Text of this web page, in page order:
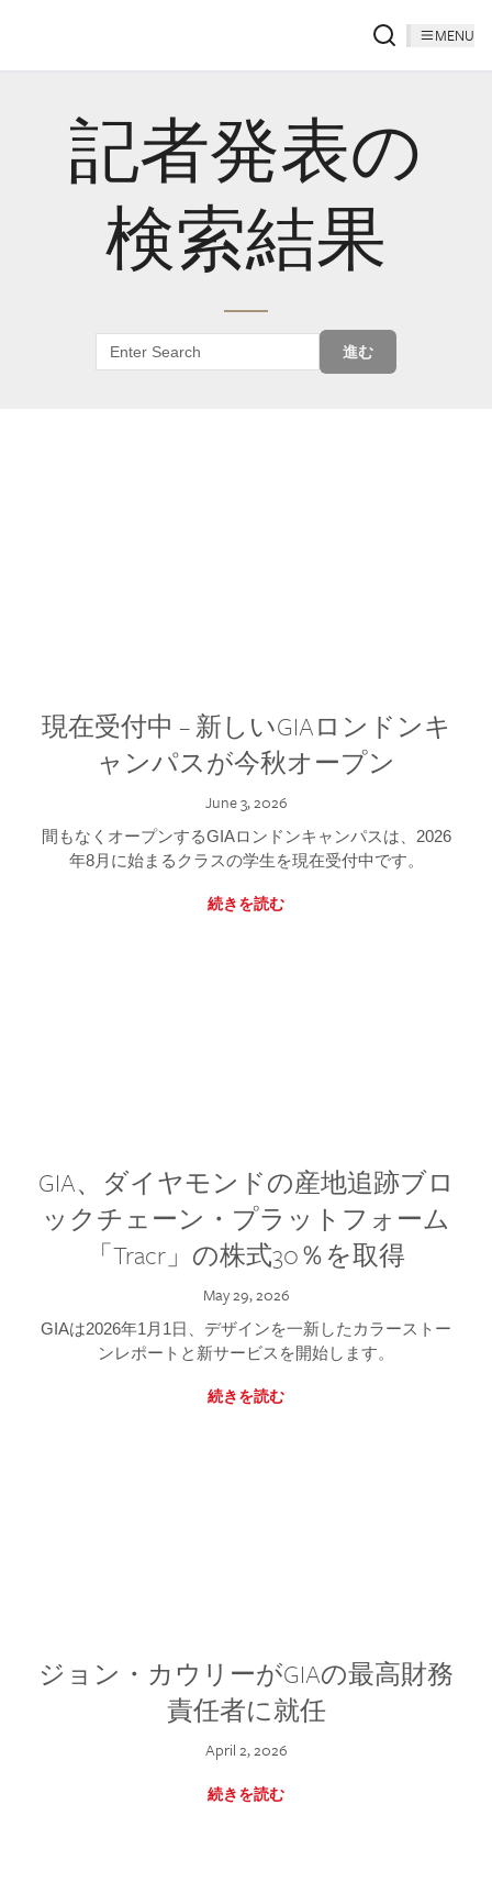
MENU
記者発表の
検索結果
進む
現在受付中 – 新しいGIAロンドンキ
ャンパスが今秋オープン
June 3, 2026
間もなくオープンするGIAロンドンキャンパスは、2026
年8月に始まるクラスの学生を現在受付中です。
続きを読む
GIA、ダイヤモンドの産地追跡ブロ
ックチェーン・プラットフォーム
「Tracr」の株式30％を取得
May 29, 2026
GIAは2026年1月1日、デザインを一新したカラーストー
ンレポートと新サービスを開始します。
続きを読む
ジョン・カウリーがGIAの最高財務
責任者に就任
April 2, 2026
続きを読む